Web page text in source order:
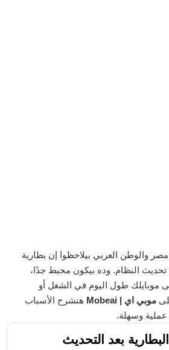
والوطن العربي بيلاحظوا إن بطارية
تحديث النظام. وده بيكون محبط جدًا،
موبايلك طول اليوم في الشغل أو
موبي اي | Mobeai
هنشرح الأسباب
وسهلة.
بعد التحديث